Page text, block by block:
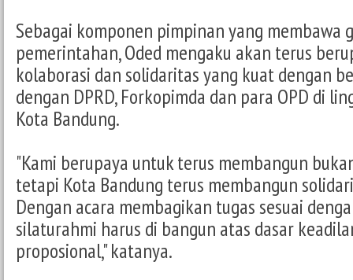
Sebagai komponen pimpinan yang membawa
pemerintahan, Oded mengaku akan terus
kolaborasi dan solidaritas yang kuat dengan
dengan DPRD, Forkopimda dan para OPD di
Kota Bandung.
"Kami berupaya untuk terus membangun
tetapi Kota Bandung terus membangun
Dengan acara membagikan tugas sesuai
silaturahmi harus di bangun atas dasar
proposional," katanya.